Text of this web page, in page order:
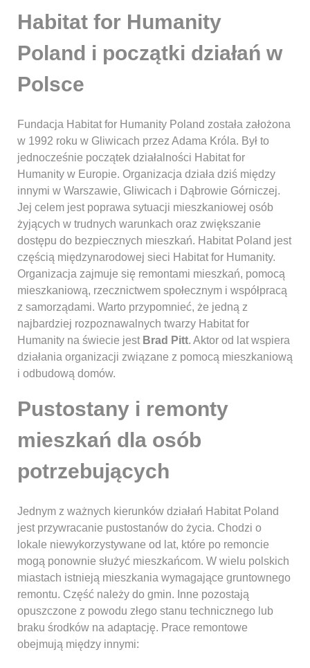
Habitat for Humanity
Poland i początki działań w
Polsce
Fundacja Habitat for Humanity Poland została założona
w 1992 roku w Gliwicach przez Adama Króla. Był to
jednocześnie początek działalności Habitat for
Humanity w Europie. Organizacja działa dziś między
innymi w Warszawie, Gliwicach i Dąbrowie Górniczej.
Jej celem jest poprawa sytuacji mieszkaniowej osób
żyjących w trudnych warunkach oraz zwiększanie
dostępu do bezpiecznych mieszkań. Habitat Poland jest
częścią międzynarodowej sieci Habitat for Humanity.
Organizacja zajmuje się remontami mieszkań, pomocą
mieszkaniową, rzecznictwem społecznym i współpracą
z samorządami. Warto przypomnieć, że jedną z
najbardziej rozpoznawalnych twarzy Habitat for
Humanity na świecie jest Brad Pitt. Aktor od lat wspiera
działania organizacji związane z pomocą mieszkaniową
i odbudową domów.
Pustostany i remonty
mieszkań dla osób
potrzebujących
Jednym z ważnych kierunków działań Habitat Poland
jest przywracanie pustostanów do życia. Chodzi o
lokale niewykorzystywane od lat, które po remoncie
mogą ponownie służyć mieszkańcom. W wielu polskich
miastach istnieją mieszkania wymagające gruntownego
remontu. Część należy do gmin. Inne pozostają
opuszczone z powodu złego stanu technicznego lub
braku środków na adaptację. Prace remontowe
obejmują między innymi: